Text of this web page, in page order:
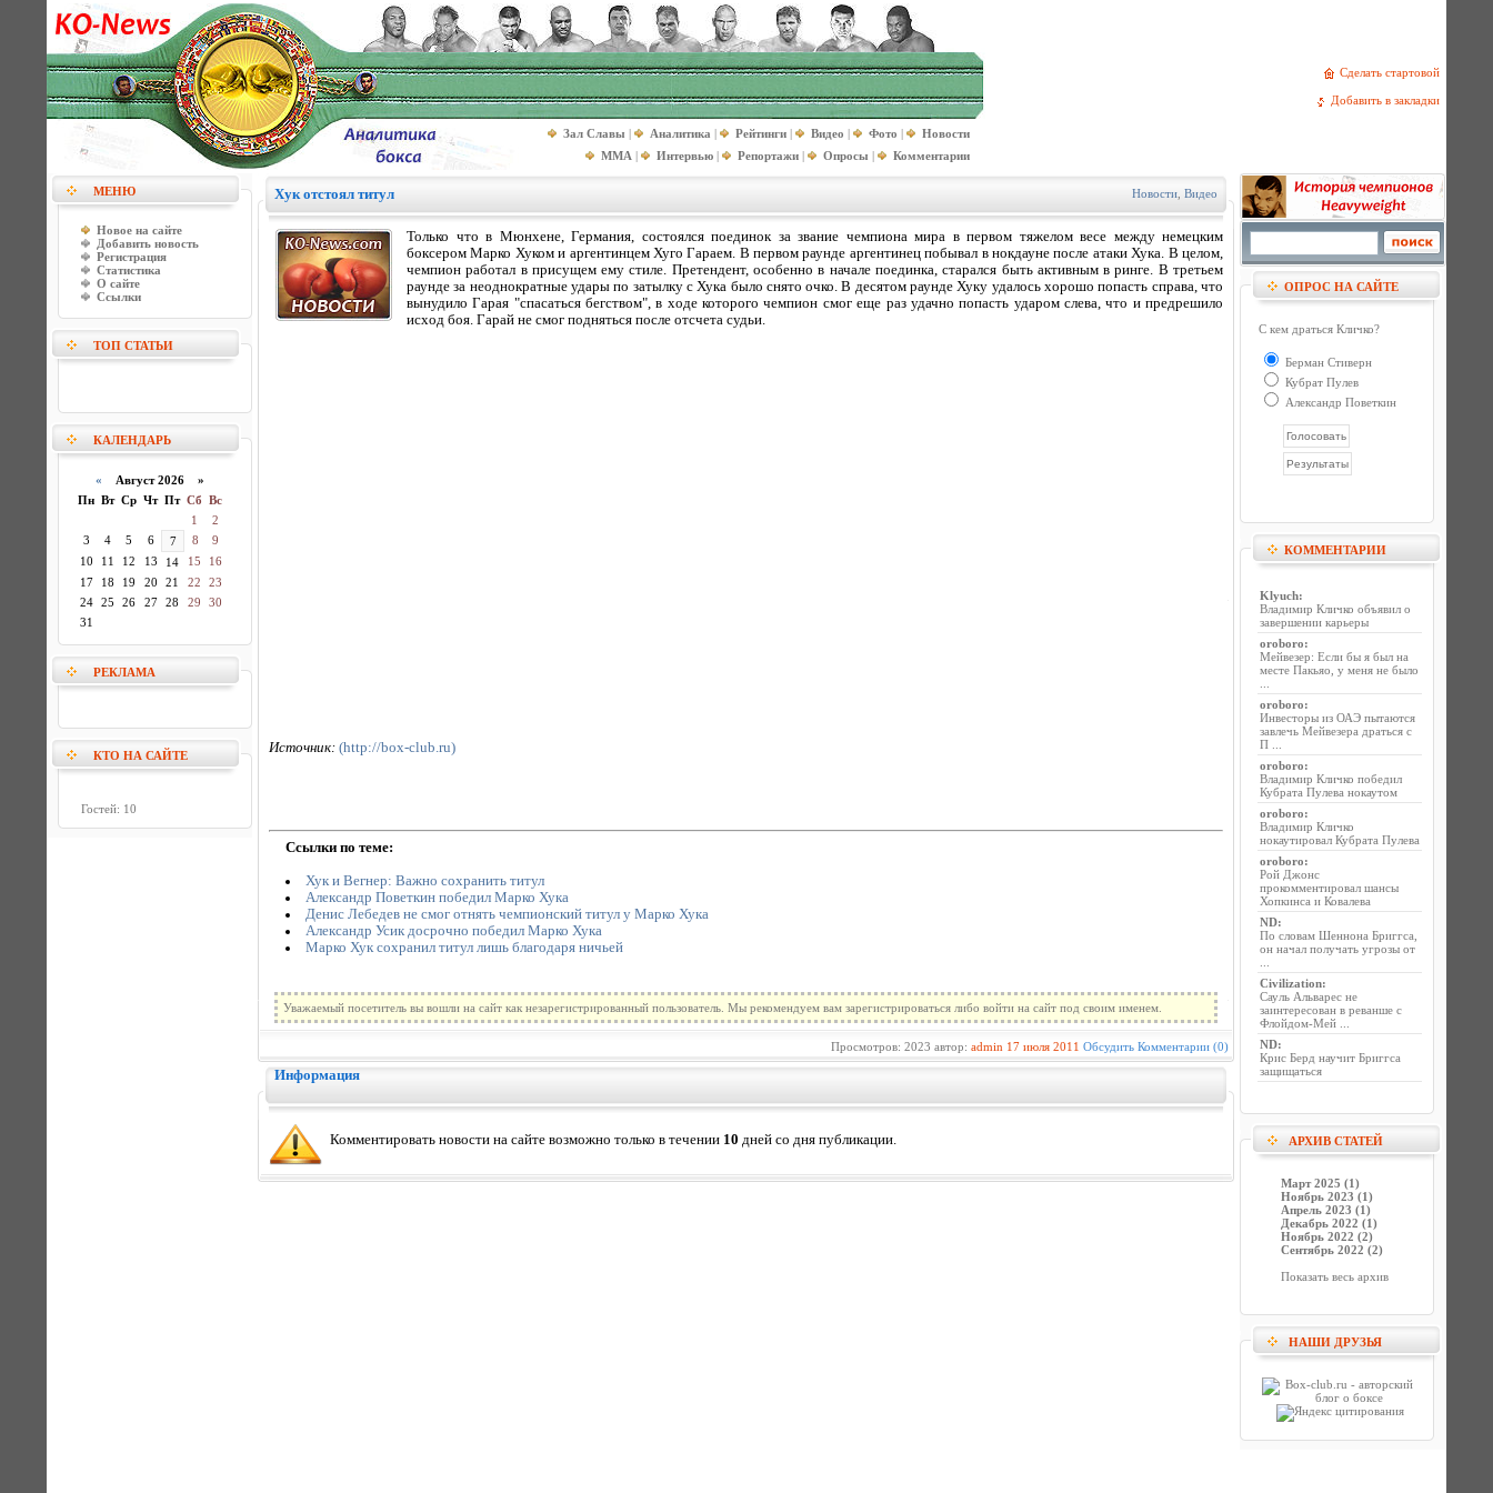
Сделать стартовой
Добавить в закладки
Зал Славы | Аналитика | Рейтинги | Видео | Фото |
Новости
MMA | Интервью | Репортажи | Опросы | Комментарии
МЕНЮ
Новое на сайте
Добавить новость
Регистрация
Статистика
О сайте
Ссылки
ТОП СТАТЬИ
КАЛЕНДАРЬ
« Август 2026 »
Пн Вт Ср Чт Пт Сб Вс
1
2
3
4 5 6 7 8
9
10
11 12 13 14 15
16
17
18 19 20 21 22
23
24
25 26 27 28 29
30
31
РЕКЛАМА
КТО НА САЙТЕ
Гостей: 10
Хук отстоял титул Новости Видео
Только что в Мюнхене, Германия, состоялся поединок за звание чемпиона мира в первом тяжелом весе между немецким
боксером Марко Хуком и аргентинцем Хуго Гараем. В первом раунде аргентинец побывал в нокдауне после атаки Хука. В целом,
чемпион работал в присущем ему стиле. Претендент, особенно в начале поединка, старался быть активным в ринге. В третьем
раунде за неоднократные удары по затылку с Хука было снято очко. В десятом раунде Хуку удалось хорошо попасть справа, что
вынудило Гарая "спасаться бегством", в ходе которого чемпион смог еще раз удачно попасть ударом слева, что и предрешило
исход боя. Гарай не смог подняться после отсчета судьи.
Источник: (http://box-club.ru)
Ссылки по теме:
Хук и Вегнер: Важно сохранить титул
Александр Поветкин победил Марко Хука
Денис Лебедев не смог отнять чемпионский титул у Марко Хука
Александр Усик досрочно победил Марко Хука
Марко Хук сохранил титул лишь благодаря ничьей
Уважаемый посетитель вы вошли на сайт как незарегистрированный пользователь. Мы рекомендуем вам зарегистрироваться либо войти на сайт под своим именем.
Просмотров: 2023 автор: admin 17 июля 2011 Обсудить Комментарии (0)
Информация
Комментировать новости на сайте возможно только в течении 10 дней со дня публикации.
ОПРОС НА САЙТЕ
С кем драться Кличко?
Берман Стиверн
Кубрат Пулев
Александр Поветкин
КОММЕНТАРИИ
Klyuch:
Владимир Кличко объявил о
завершении карьеры
oroboro:
Мейвезер: Если бы я был на
месте Пакьяо, у меня не было
oroboro:
Инвесторы из ОАЭ пытаются
завлечь Мейвезера драться с
П ...
oroboro:
Владимир Кличко победил
Кубрата Пулева нокаутом
oroboro:
Владимир Кличко
нокаутировал Кубрата Пулева
oroboro:
Рой Джонс
прокомментировал шансы
Хопкинса и Ковалева
ND:
По словам Шеннона Бриггса,
он начал получать угрозы от
Civilization:
Сауль Альварес не
заинтересован в реванше с
Флойдом-Мей ...
ND:
Крис Берд научит Бриггса
защищаться
АРХИВ СТАТЕЙ
Март 2025 (1)
Ноябрь 2023 (1)
Апрель 2023 (1)
Декабрь 2022 (1)
Ноябрь 2022 (2)
Сентябрь 2022 (2)
Показать весь архив
НАШИ ДРУЗЬЯ